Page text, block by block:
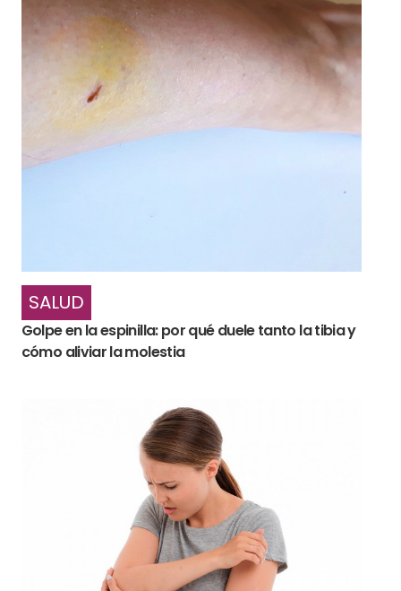
SALUD
Golpe en la espinilla: por qué duele tanto la tibia y
cómo aliviar la molestia